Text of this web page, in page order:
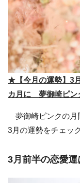
★【今月の運勢】3
カ月に 夢御崎ピン
夢御崎ピンクの月
3月の運勢をチェッ
3月前半の恋愛運